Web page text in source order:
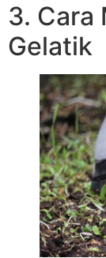
3. Cara
Gelatik